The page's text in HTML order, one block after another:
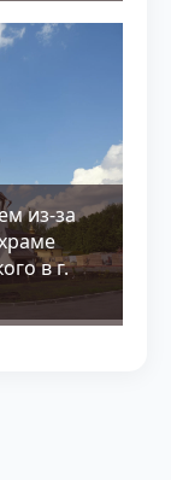
из-за
в г.